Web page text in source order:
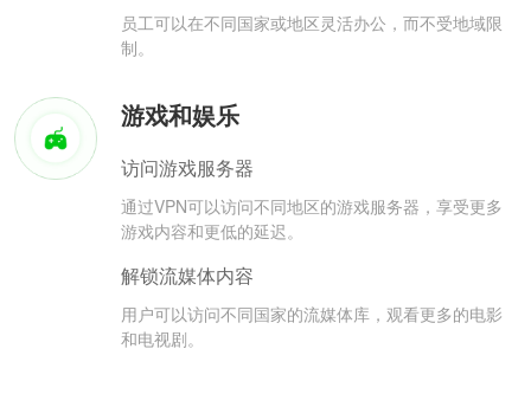
员工可以在不同国家或地区灵活办公，而不受地域限
制。
游戏和娱乐
访问游戏服务器
通过VPN可以访问不同地区的游戏服务器，享受更多
游戏内容和更低的延迟。
解锁流媒体内容
用户可以访问不同国家的流媒体库，观看更多的电影
和电视剧。